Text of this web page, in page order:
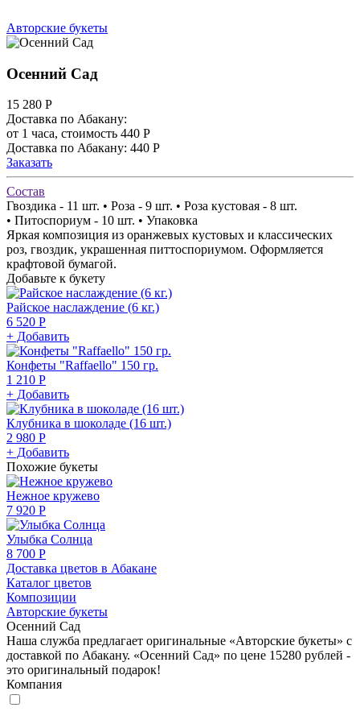
Авторские букеты
Осенний Сад
15 280 Р
Доставка по Абакану:
от 1 часа, стоимость 440 Р
Доставка по Абакану: 440 Р
Заказать
Состав
Гвоздика - 11 шт. • Роза - 9 шт. • Роза кустовая - 8 шт.
• Питоспориум - 10 шт. • Упаковка
Яркая композиция из оранжевых кустовых и классических
роз, гвоздик, украшенная питтоспориумом. Оформляется
крафтовой бумагой.
Добавьте к букету
Райское наслаждение (6 кг.)
6 520 Р
+ Добавить
Конфеты "Raffaello" 150 гр.
1 210 Р
+ Добавить
Клубника в шоколаде (16 шт.)
2 980 Р
+ Добавить
Похожие букеты
Нежное кружево
7 920 Р
Улыбка Солнца
8 700 Р
Доставка цветов в Абакане
Каталог цветов
Композиции
Авторские букеты
Осенний Сад
Наша служба предлагает оригинальные «Авторские букеты» с
доставкой по Абакану. «Осенний Сад» по цене 15280 рублей -
это оригинальный подарок!
Компания